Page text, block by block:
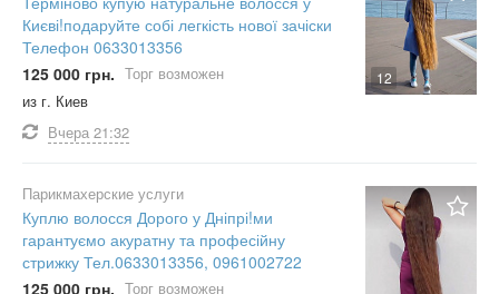
12
Києві!подаруйте собі легкість нової зачіски
Телефон 0633013356
125 000 грн. Торг возможен
из г. Киев
Вчера 21:32
Парикмахерские услуги
Куплю волосся Дорого у Дніпрі!ми
гарантуємо акуратну та професійну
стрижку Тел.0633013356, 0961002722
125 000 грн. Торг возможен